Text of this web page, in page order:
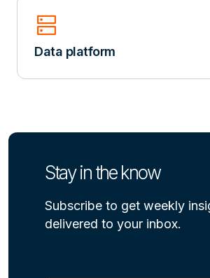
dns
Data platform
Stay in the know
Subscribe to get weekly
delivered to your inbox.